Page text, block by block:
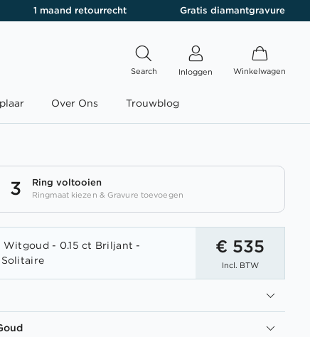
1 maand retourrecht Gratis diamantgravure
Search Inloggen Winkelwagen
Over Ons Trouwblog
3 Ring voltooien
Ringmaat kiezen & Gravure toevoegen
- 0.15 ct Briljant -
Solitaire
€ 535
Incl. BTW